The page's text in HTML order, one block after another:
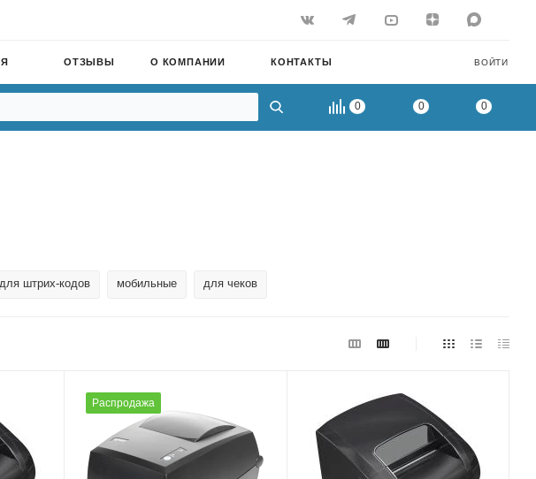
ВОЙТИ
ОТЗЫВЫ О КОМПАНИИ КОНТАКТЫ
0 0 0
для штрих-кодов мобильные для чеков
Распродажа